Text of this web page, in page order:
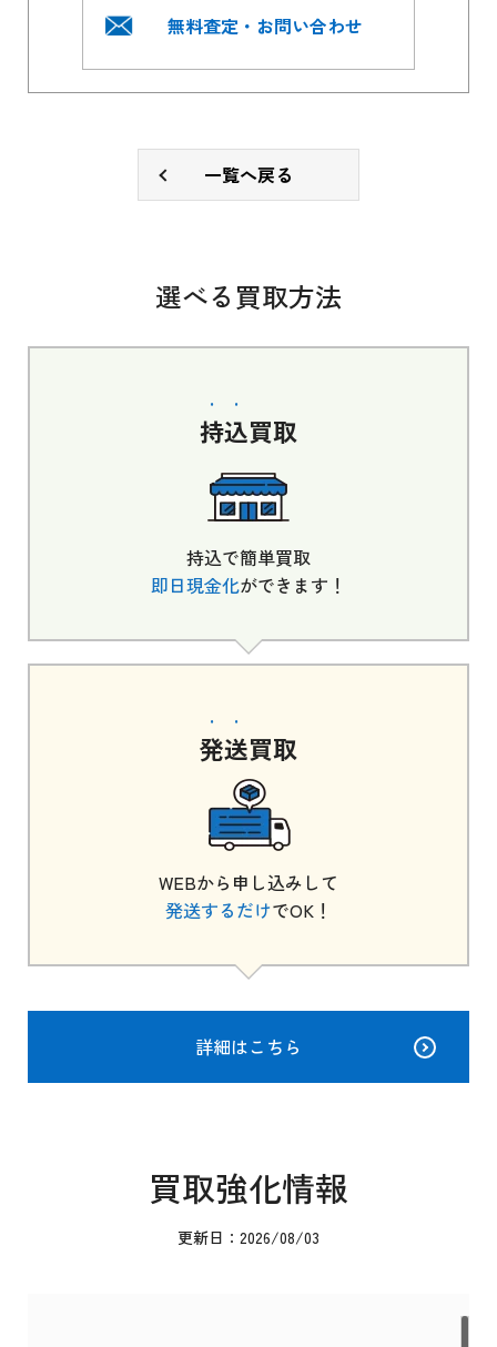
無料査定・お問い合わせ
一覧へ戻る
選べる買取方法
持込買取
持込で簡単買取
即日現金化ができます！
発送買取
WEBから申し込みして
発送するだけでOK！
詳細はこちら
買取強化情報
更新日：2026/08/03